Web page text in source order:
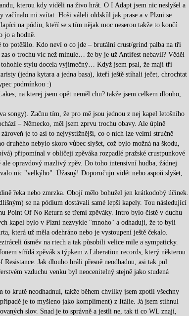
kterou kdy viděli na živo hrát. O I Adapt jsem nic neslyšel a
mi svítat. Hoši váleli oldskůl jak prase a v Plzni se
na pódiu, kteří se s tím nějak moc neserou takže to končí
jo a hodně.
potěšilo. Kdo neví o co jde – brutální crust/grind palba na tři
o trochu víc než minule… že by je už Antifest nebavil? Věděl
tohohle stylu docela vyjímečný… Když jsem psal, že mají tři
(jedna kytara a jedna basa), kteří ještě stíhali ječet, chrochtat
podmínkou :)
na kterej jsem opět neměl chu? takže jsem celkem dlouho,
songy). Začnu tím, že pro mě jsou jednou z nej kapel letošního
– Německo, měl jsem zprvu trochu obavy. Ale úplně
je to asi to nejvýstižnější, co o nich lze velmi stručně
nebylo skoro vůbec slyšet, což bylo možná na škodu,
připomínal v obličeji zpěváka rozpadlé pražské crustpunkové
opravdový mazlivý zpěv. Do toho intensivní hudba, žádnej
nic "velkýho". Úžasný! Doporučuju vidět nebo aspoň slyšet,
řeka nebo zmrzka. Obojí mělo bohužel jen krátkodobý účinek.
se na pódium dostávali samé lepší kapely. Tou následující
Point Of No Return se třemi zpěváky. Intro bylo čistě v duchu
kapel bylo v Plzni nezvykle "mnoho" a odhaduji, že to byli
která už měla odehráno nebo je vystoupení ještě čekalo.
úsměv na rtech a tak působili velice mile a sympaticky.
střídá zpěvák s týpkem z Liberation records, který některou
Jak dlouho hráli přesně neodhadnu, asi tak půl
vzduchu venku byl neocenitelný stejně jako studená
to krutě neodhadnul, takže během chvilky jsem zpotil všechny
je to myšleno jako kompliment) z Itálie. Já jsem stihnul
slov. Snad je to správně a jestli ne, tak ti co WL znají,